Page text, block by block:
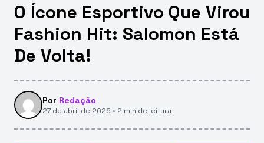
O Ícone Esportivo Que Virou
Fashion Hit: Salomon Está
De Volta!
Por Redação
27 de abril de 2026 • 2 min de leitura